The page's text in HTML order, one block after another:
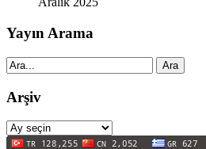
Yayın Arama
Ara
Arşiv
Arşiv